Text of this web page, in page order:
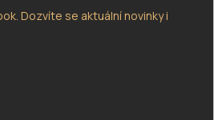
Dozvíte se aktuální novinky i